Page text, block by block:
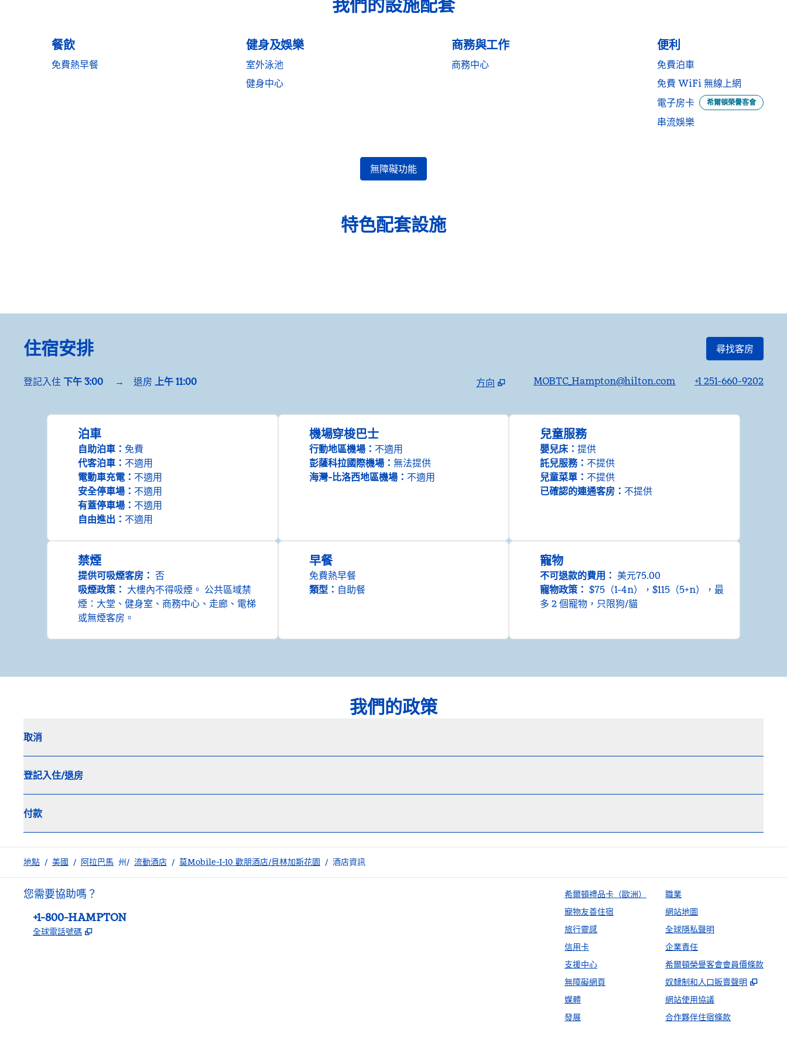
我們的設施配套
餐飲
免費熱早餐
健身及娛樂
室外泳池
健身中心
商務與工作
商務中心
便利
免費泊車
免費 WiFi 無線上網
電子房卡
希爾頓榮譽客會
串流娛樂
無障礙功能
特色配套設施
住宿安排 尋找客房
登記入住 下午 3:00 → 退房 上午 11:00
方向
MOBTC_Hampton@hilton.com +1 251-660-9202
泊車
自助泊車 ： 免費
代客泊車 ： 不適用
電動車充電 ： 不適用
安全停車場 ： 不適用
有蓋停車場 ： 不適用
自由進出 ： 不適用
機場穿梭巴士
行動地區機場： 不適用
彭薩科拉國際機場： 無法提供
海灣-比洛西地區機場： 不適用
兒童服務
嬰兒床 ：提供
託兒服務： 不提供
兒童菜單 ： 不提供
已確認的連通客房 ： 不提供
禁煙
提供可吸煙客房： 否
吸煙政策： 大樓內不得吸煙。 公共區域禁
煙：大堂、健身室、商務中心、走廊、電梯
或無煙客房。
早餐
免費熱早餐
類型： 自助餐
寵物
不可退款的費用： 美元75.00
寵物政策： $75（1-4n），$115（5+n），最
多 2 個寵物，只限狗/貓
我們的政策
取消
登記入住/退房
付款
地點 / 美國 / 阿拉巴馬 州/ 流動酒店 / 莫Mobile-I-10 歡朋酒店/貝林加斯花園 / 酒店資訊
您需要協助嗎？
電話：
+1-800-HAMPTON
全球電話號碼 ,
希爾頓禮品卡（歐洲）
寵物友善住宿
旅行靈感
信用卡
支援中心
無障礙網頁
媒體
發展
職業
網站地圖
全球隱私聲明
企業責任
希爾頓榮譽客會會員價條款
奴隸制和人口販賣聲明
,
網站使用協議
合作夥伴住宿條款